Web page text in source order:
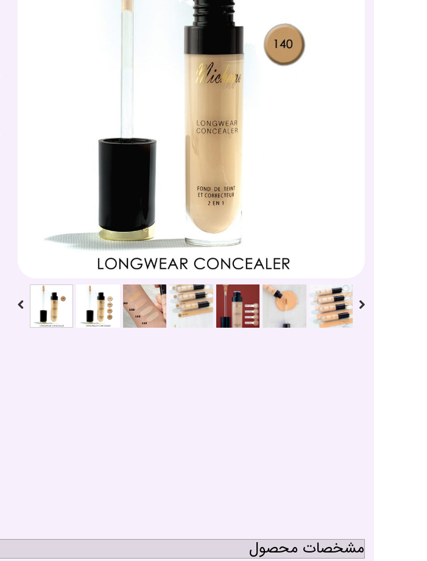
مشخصات محصول